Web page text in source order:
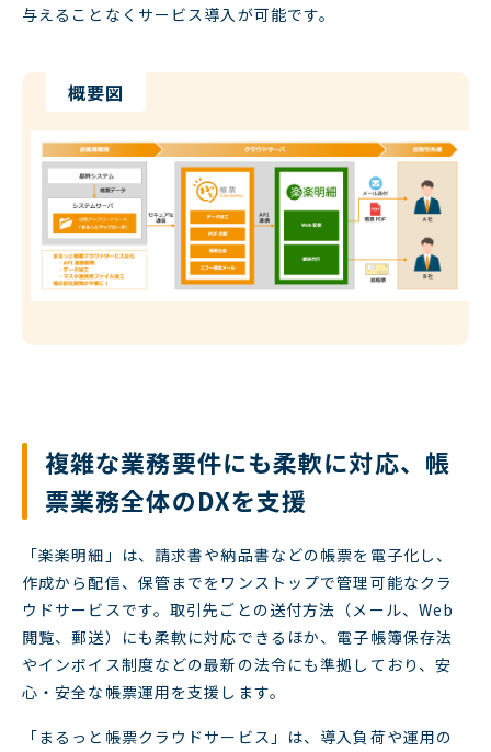
与えることなくサービス導入が可能です。
概要図
複雑な業務要件にも柔軟に対応、帳
票業務全体のDXを支援
「楽楽明細」は、請求書や納品書などの帳票を電子化し、
作成から配信、保管までをワンストップで管理可能なクラ
ウドサービスです。取引先ごとの送付方法（メール、Web
閲覧、郵送）にも柔軟に対応できるほか、電子帳簿保存法
やインボイス制度などの最新の法令にも準拠しており、安
心・安全な帳票運用を支援します。
「まるっと帳票クラウドサービス」は、導入負荷や運用の